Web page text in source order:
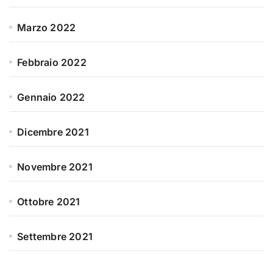
Marzo 2022
Febbraio 2022
Gennaio 2022
Dicembre 2021
Novembre 2021
Ottobre 2021
Settembre 2021